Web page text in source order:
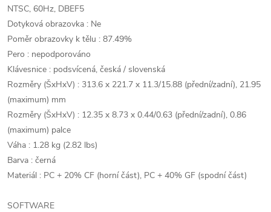
NTSC, 60Hz, DBEF5
Dotyková obrazovka : Ne
Poměr obrazovky k tělu : 87.49%
Pero : nepodporováno
Klávesnice : podsvícená, česká / slovenská
Rozměry (ŠxHxV) : 313.6 x 221.7 x 11.3/15.88 (přední/zadní), 21.95
(maximum) mm
Rozměry (ŠxHxV) : 12.35 x 8.73 x 0.44/0.63 (přední/zadní), 0.86
(maximum) palce
Váha : 1.28 kg (2.82 lbs)
Barva : černá
Materiál : PC + 20% CF (horní část), PC + 40% GF (spodní část)
SOFTWARE